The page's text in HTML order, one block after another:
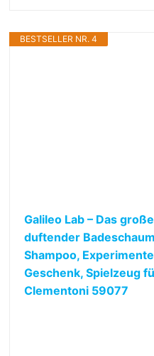
BESTSELLER NR. 4
Galileo Lab – Das
duftender
Shampoo,
Geschenk, Spielzeug
Clementoni 59077